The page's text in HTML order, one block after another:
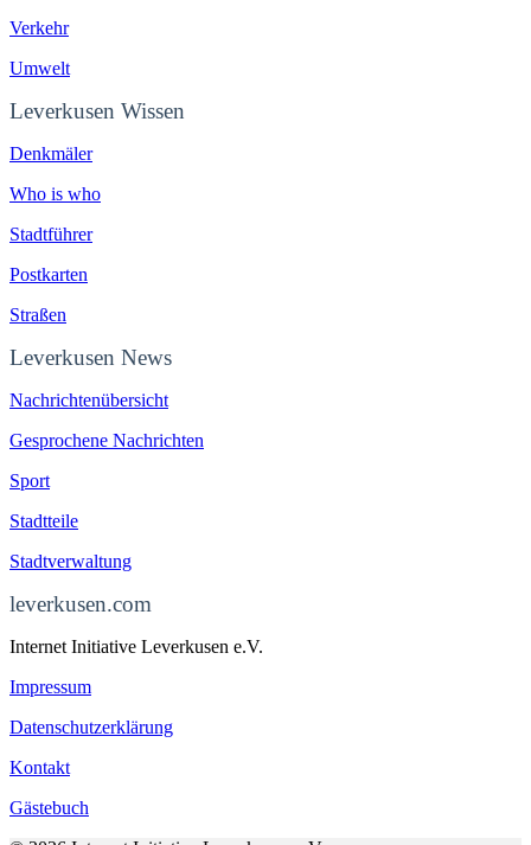
Verkehr
Umwelt
Leverkusen Wissen
Denkmäler
Who is who
Stadtführer
Postkarten
Straßen
Leverkusen News
Nachrichtenübersicht
Gesprochene Nachrichten
Sport
Stadtteile
Stadtverwaltung
leverkusen.com
Internet Initiative Leverkusen e.V.
Impressum
Datenschutzerklärung
Kontakt
Gästebuch